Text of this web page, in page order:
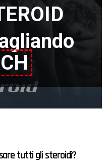
tutti gli steroidi?